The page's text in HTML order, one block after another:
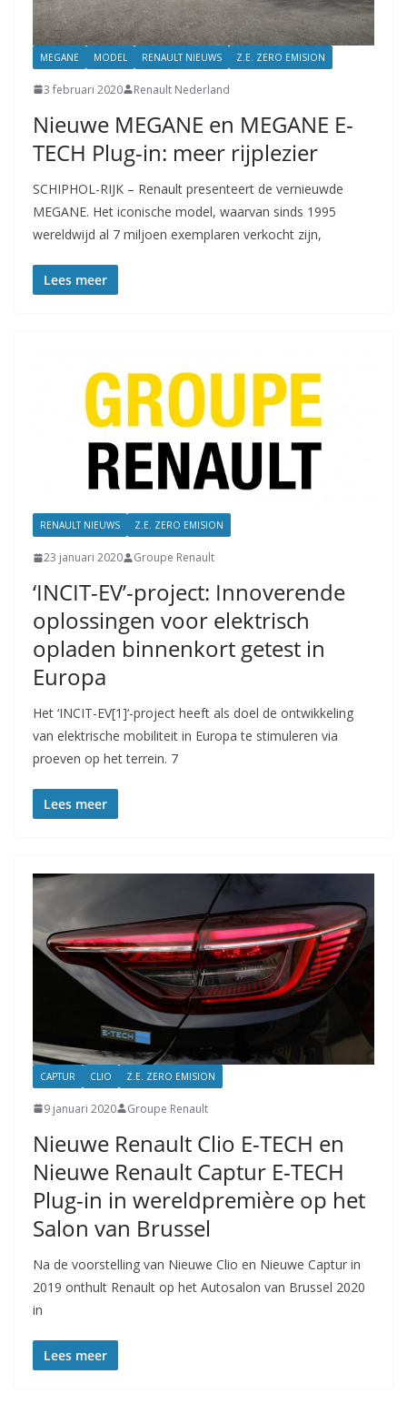
MEGANE MODEL RENAULT NIEUWS Z.E. ZERO EMISION
3 februari 2020 Renault Nederland
Nieuwe MEGANE en MEGANE E-
TECH Plug-in: meer rijplezier
SCHIPHOL-RIJK – Renault presenteert de vernieuwde
MEGANE. Het iconische model, waarvan sinds 1995
wereldwijd al 7 miljoen exemplaren verkocht zijn,
Lees meer
RENAULT NIEUWS Z.E. ZERO EMISION
23 januari 2020 Groupe Renault
‘INCIT-EV’-project: Innoverende
oplossingen voor elektrisch
opladen binnenkort getest in
Europa
Het ‘INCIT-EV[1]‘-project heeft als doel de ontwikkeling
van elektrische mobiliteit in Europa te stimuleren via
proeven op het terrein. 7
Lees meer
CAPTUR CLIO Z.E. ZERO EMISION
9 januari 2020 Groupe Renault
Nieuwe Renault Clio E-TECH en
Nieuwe Renault Captur E-TECH
Plug-in in wereldpremière op het
Salon van Brussel
Na de voorstelling van Nieuwe Clio en Nieuwe Captur in
2019 onthult Renault op het Autosalon van Brussel 2020
in
Lees meer